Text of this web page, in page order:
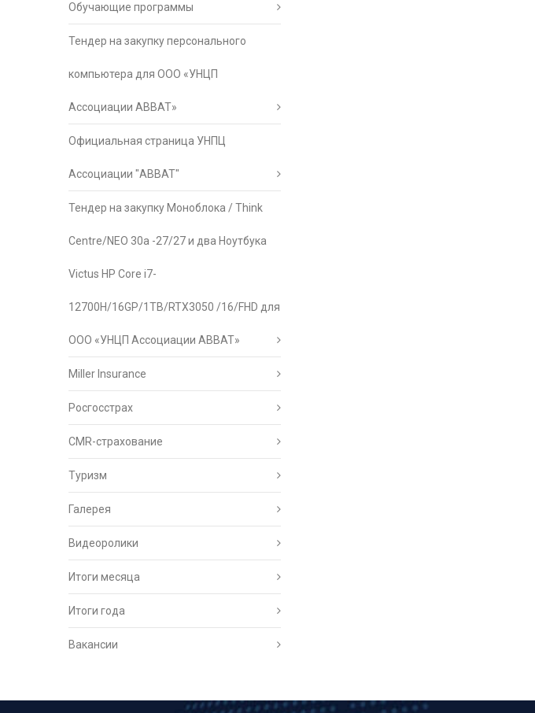
Обучающие программы
Тендер на закупку персонального
компьютера для ООО «УНЦП
Ассоциации АВВАТ»
Официальная страница УНПЦ
Ассоциации "АВВАТ"
Тендер на закупку Моноблока / Think
Centre/NEO 30a -27/27 и два Ноутбука
Victus HP Core i7-
12700H/16GP/1TB/RTX3050 /16/FHD для
ООО «УНЦП Ассоциации АВВАТ»
Miller Insurance
Росгосстрах
CMR-страхование
Туризм
Галерея
Видеоролики
Итоги месяца
Итоги года
Вакансии